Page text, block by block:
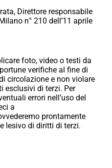
Direttore responsabile
n° 210 dell’11 aprile
foto, video o testi da
verifiche al fine di
circolazione e non violare
esclusivi di terzi. Per
errori nell’uso del
a
prontamente
lesivo di diritti di terzi.